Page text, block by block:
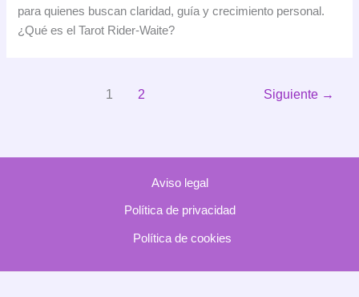
famosa
para
para quienes buscan claridad, guía y crecimiento personal.
¿Qué es el Tarot Rider-Waite?
1 2 Siguiente →
Aviso legal
Política de privacidad
Política de cookies